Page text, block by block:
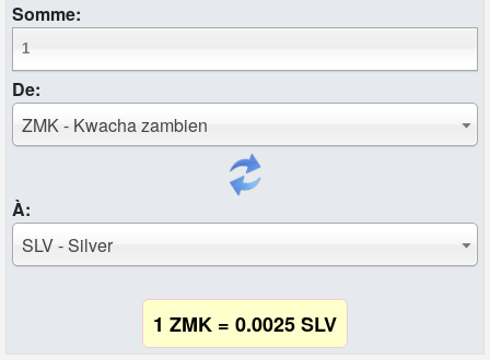
Somme:
De:
ZMK - Kwacha zambien
À:
SLV - Silver
1 ZMK = 0.0025 SLV